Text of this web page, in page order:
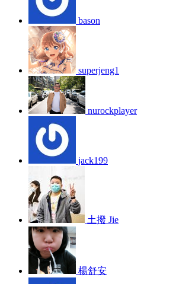
bason
superjeng1
nurockplayer
jack199
土撥 Jie
楊舒安